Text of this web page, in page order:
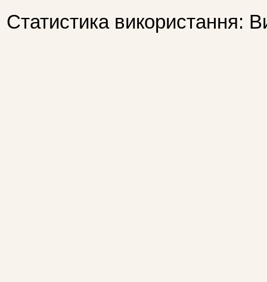
Статистика використання: